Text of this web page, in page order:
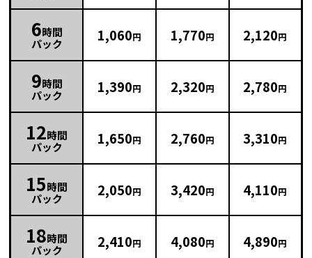
6時間
パック
1,060円 1,770円 2,120円
9時間
パック
1,390円 2,320円 2,780円
12時間
パック
1,650円 2,760円 3,310円
15時間
パック
2,050円 3,420円 4,110円
18時間
パック
2,410円 4,080円 4,890円